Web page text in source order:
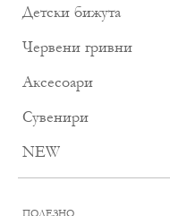
Детски бижута
Червени гривни
Аксесоари
Сувенири
NEW